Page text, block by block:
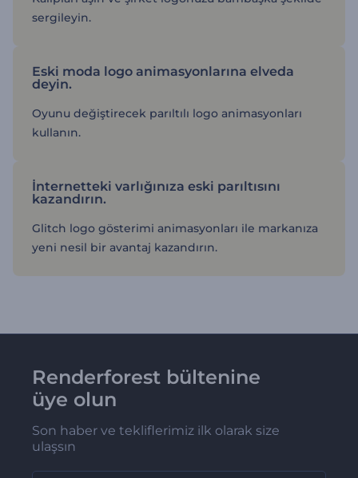
sergileyin.
Eski moda logo animasyonlarına elveda
deyin.
Oyunu değiştirecek parıltılı logo animasyonları
kullanın.
İnternetteki varlığınıza eski parıltısını
kazandırın.
Glitch logo gösterimi animasyonları ile markanıza
yeni nesil bir avantaj kazandırın.
Renderforest bültenine
üye olun
Son haber ve tekliflerimiz ilk olarak size
ulaşsın